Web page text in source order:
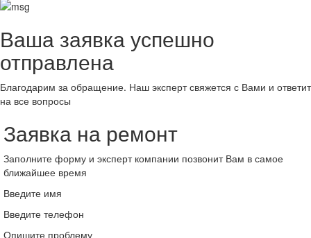
Ваша заявка успешно
отправлена
Благодарим за обращение. Наш эксперт свяжется с Вами и ответит
на все вопросы
Заявка на ремонт
Заполните форму и эксперт компании позвонит Вам в самое
ближайшее время
Введите имя
Введите телефон
Опишите проблему